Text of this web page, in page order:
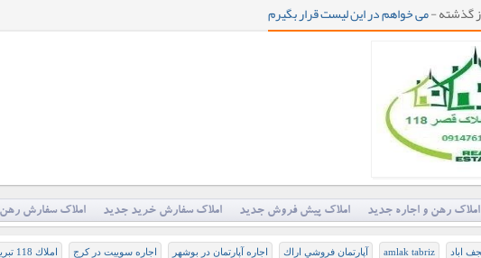
می خواهم در این لیست قرار بگیرم
املاک رهن و اجاره جدید املاک پیش فروش جدید املاک سفارش خرید جدید املاک سفارش رهن
amlak tabriz آپارتمان فروشي اراك اجاره آپارتمان در بوشهر اجاره سوییت در کرج املاك 118 تبريز